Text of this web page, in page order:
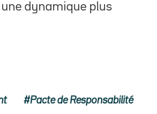
une dynamique plus
Pacte de Responsabilité